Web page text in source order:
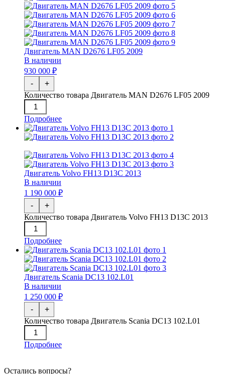
Двигатель MAN D2676 LF05 2009
В наличии
930 000 ₽
-
Количество товара Двигатель MAN D2676 LF05 2009
+
Подробнее
Двигатель Volvo FH13 D13C 2013
В наличии
1 190 000 ₽
-
Количество товара Двигатель Volvo FH13 D13C 2013
+
Подробнее
Двигатель Scania DC13 102.L01
В наличии
1 250 000 ₽
-
Количество товара Двигатель Scania DC13 102.L01
+
Подробнее
Остались вопросы?